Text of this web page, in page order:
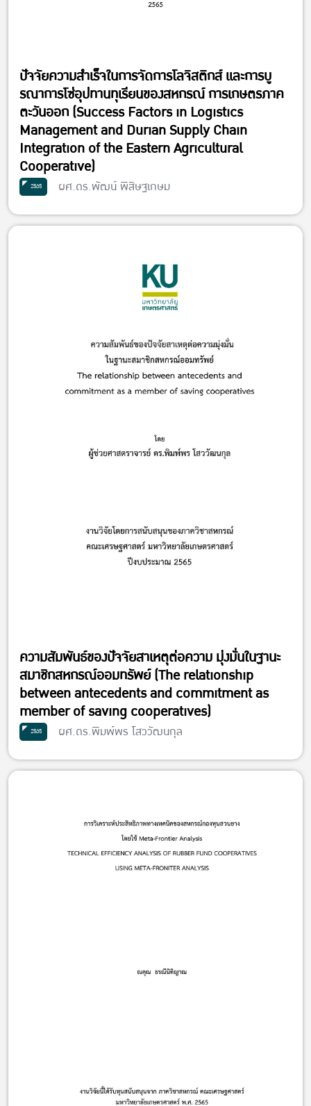
ปัจจัยความสำเร็จในการจัดการโลจิสติกส์ และการบู
รณาการโซ่อุปทานทุเรียนของสหกรณ์ การเกษตรภาค
ตะวันออก (Success Factors in Logistics
Management and Durian Supply Chain
Integration of the Eastern Agricultural
Cooperative)
2565 ผศ.ดร.พัฒน์ พิสิษฐเกษม
ความสัมพันธ์ของปัจจัยสาเหตุต่อความ มุ่งมั่นในฐานะ
สมาชิกสหกรณ์ออมทรัพย์ (The relationship
between antecedents and commitment as
member of saving cooperatives)
2565 ผศ.ดร.พิมพ์พร โสววัฒนกุล